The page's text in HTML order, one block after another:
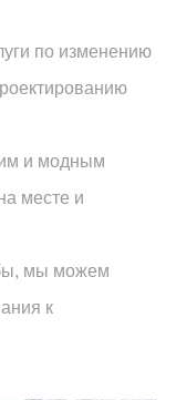
по изменению
и модным
месте и
мы можем
к